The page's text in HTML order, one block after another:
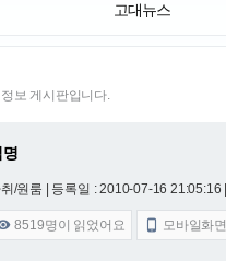
고대뉴스
보 게시판입니다.
명
/원룸 | 등록일 : 2010-07-16 21:05:16
8519명이 읽었어요  모바일화면